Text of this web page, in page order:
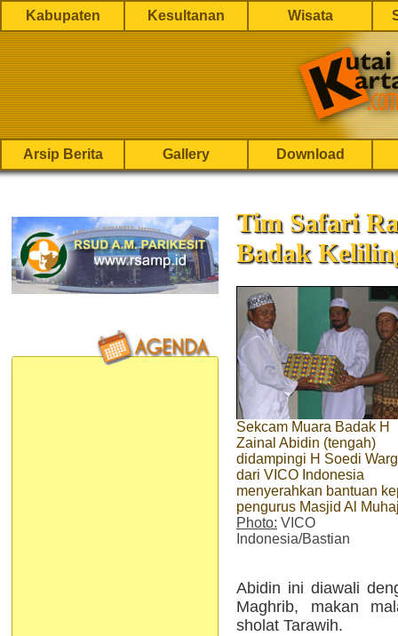
Kabupaten Kesultanan Wisata
Arsip Berita Gallery Download
Tim Safari
Badak
Sekcam Muara Badak H
Zainal Abidin (tengah)
didampingi H Soedi
dari VICO Indonesia
menyerahkan bantuan
pengurus Masjid Al
Photo: VICO
Indonesia/Bastian
Abidin ini diawali
Maghrib, makan
sholat Tarawih.